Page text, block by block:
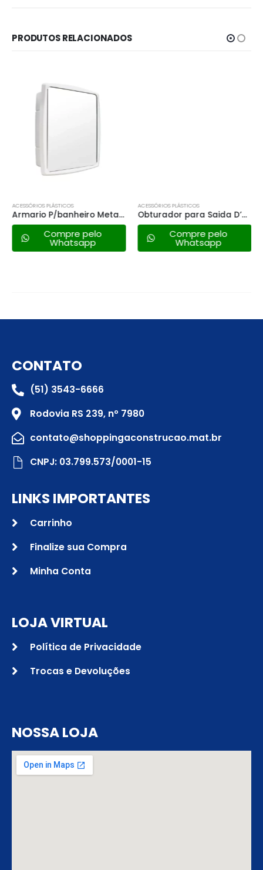
PRODUTOS RELACIONADOS
ACESSÓRIOS PLÁSTICOS
Armario P/banheiro Metasul Pequeno
Compre pelo
Whatsapp
ACESSÓRIOS PLÁSTICOS
Obturador para Saida D’agua – Astra
Compre pelo
Whatsapp
CONTATO
(51) 3543-6666
Rodovia RS 239, nº 7980
contato@shoppingaconstrucao.mat.br
CNPJ: 03.799.573/0001-15
LINKS IMPORTANTES
Carrinho
Finalize sua Compra
Minha Conta
LOJA VIRTUAL
Política de Privacidade
Trocas e Devoluções
NOSSA LOJA